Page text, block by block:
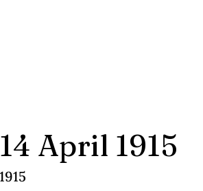
14 April 1915
1915